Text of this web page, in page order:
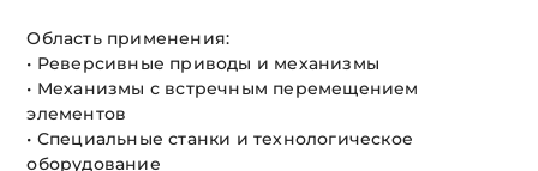
Область применения:
• Реверсивные приводы и механизмы
• Механизмы с встречным перемещением
элементов
• Специальные станки и технологическое
оборудование